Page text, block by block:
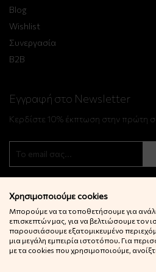
Blog
Wishlist
Συνεργασία
B2B
Εγγραφή στο Newsletter
Κερδίστε 10% έκπτωση στην πρώτη
© 2022 Little Big Things.
Χρησιμοποιούμε cookies
Μπορούμε να τα τοποθετήσουμε για
επισκεπτών μας, για να βελτιώσουμε τον
παρουσιάσουμε εξατομικευμένο
μια μεγάλη εμπειρία ιστοτόπου. Για
με τα cookies που χρησιμοποιούμε,